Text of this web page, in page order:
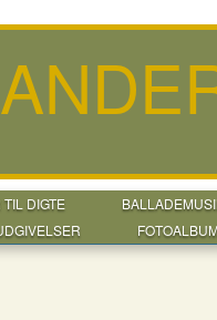
DIGTE
FOTOALBUM